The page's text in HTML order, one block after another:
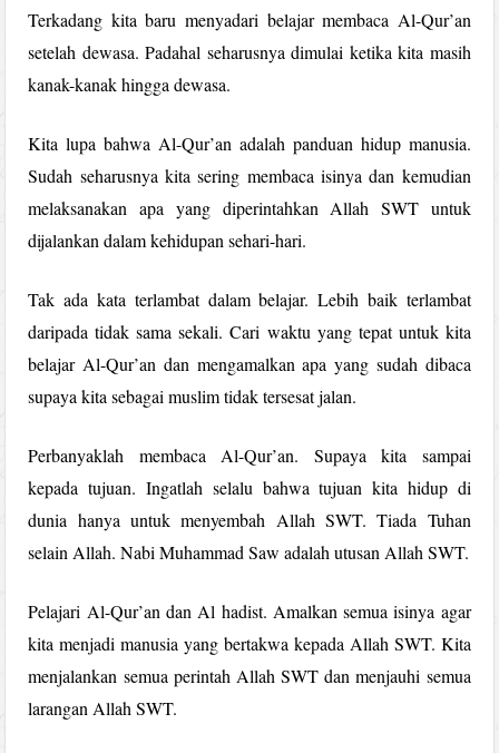
Terkadang kita baru menyadari belajar membaca Al-Qur’an
setelah dewasa. Padahal seharusnya dimulai ketika kita masih
kanak-kanak hingga dewasa.
Kita lupa bahwa Al-Qur’an adalah panduan hidup manusia.
Sudah seharusnya kita sering membaca isinya dan kemudian
melaksanakan apa yang diperintahkan Allah SWT untuk
dijalankan dalam kehidupan sehari-hari.
Tak ada kata terlambat dalam belajar. Lebih baik terlambat
daripada tidak sama sekali. Cari waktu yang tepat untuk kita
belajar Al-Qur’an dan mengamalkan apa yang sudah dibaca
supaya kita sebagai muslim tidak tersesat jalan.
Perbanyaklah membaca Al-Qur’an. Supaya kita sampai
kepada tujuan. Ingatlah selalu bahwa tujuan kita hidup di
dunia hanya untuk menyembah Allah SWT. Tiada Tuhan
selain Allah. Nabi Muhammad Saw adalah utusan Allah SWT.
Pelajari Al-Qur’an dan Al hadist. Amalkan semua isinya agar
kita menjadi manusia yang bertakwa kepada Allah SWT. Kita
menjalankan semua perintah Allah SWT dan menjauhi semua
larangan Allah SWT.